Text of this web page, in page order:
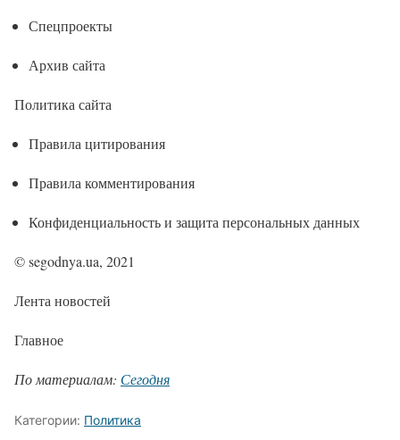
Спецпроекты
Архив сайта
Политика сайта
Правила цитирования
Правила комментирования
Конфиденциальность и защита персональных данных
© segodnya.ua, 2021
Лента новостей
Главное
По материалам: Сегодня
Категории: Политика